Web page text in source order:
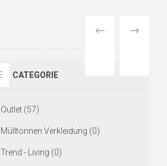
PREVIOUS
NEXT
CATEGORIE
Outlet (57)
Mülltonnen Verkleidung (0)
Trend - Living (0)